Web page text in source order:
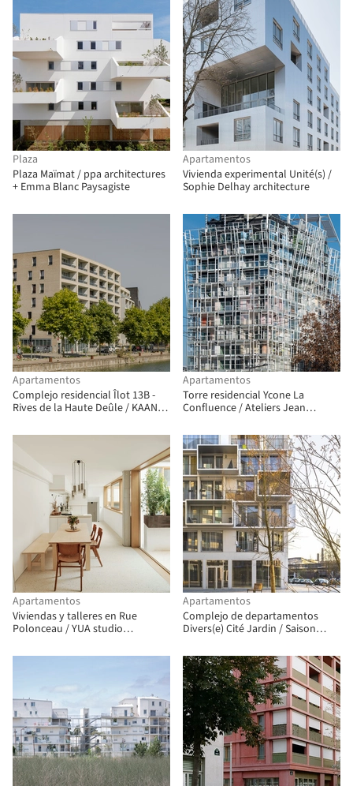
Plaza
Plaza Maïmat / ppa architectures
+ Emma Blanc Paysagiste
Apartamentos
Vivienda experimental Unité(s) /
Sophie Delhay architecture
Apartamentos
Complejo residencial Îlot 13B -
Rives de la Haute Deûle / KAAN
Apartamentos
Torre residencial Ycone La
Confluence / Ateliers Jean
Apartamentos
Viviendas y talleres en Rue
Polonceau / YUA studio
Apartamentos
Complejo de departamentos
Divers(e) Cité Jardin / Saison